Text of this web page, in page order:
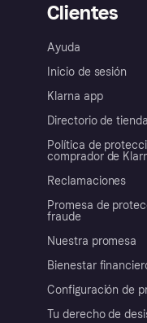
Clientes
Ayuda
Inicio de sesión
Klarna app
Directorio de
Política de
comprador de
Reclamaciones
Promesa de
fraude
Nuestra promesa
Bienestar
Configuración de
Tu derecho de